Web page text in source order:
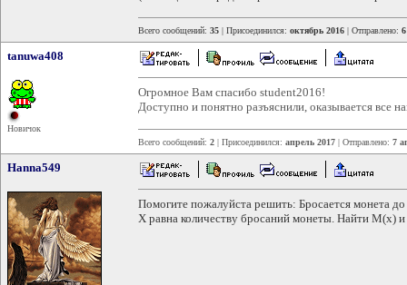
Всего сообщений: 35 | Присоединился: октябрь 2016 | Отправлено:
tanuwa408
Новичок
Огромное Вам спасибо student2016!
Доступно и понятно разъяснили, оказывается все
Всего сообщений: 2 | Присоединился: апрель 2017 | Отправлено: 7
Hanna549
Помогите пожалуйста решить: Бросается монета
Х равна количеству бросаний монеты. Найти М(х)